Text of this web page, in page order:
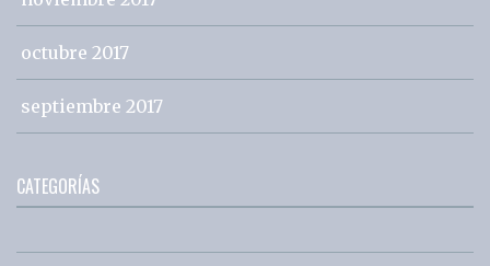
octubre 2017
septiembre 2017
CATEGORÍAS